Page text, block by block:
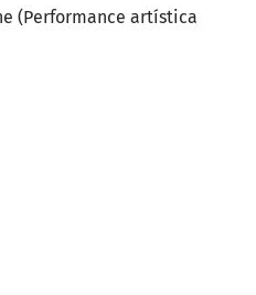
(Performance artística